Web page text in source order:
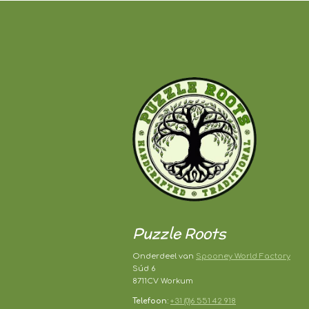
Puzzle Roots
Onderdeel van Spooney World Factory
Súd 6
8711CV Workum
Telefoon: +31 (0)6 551 42 918